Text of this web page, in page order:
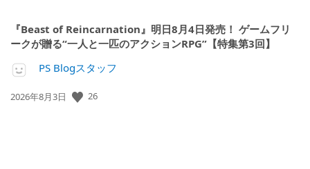
『Beast of Reincarnation』明日8月4日発売！ ゲームフリ
ークが贈る“一人と一匹のアクションRPG”【特集第3回】
PS Blogスタッフ
公
2026年8月3日 26